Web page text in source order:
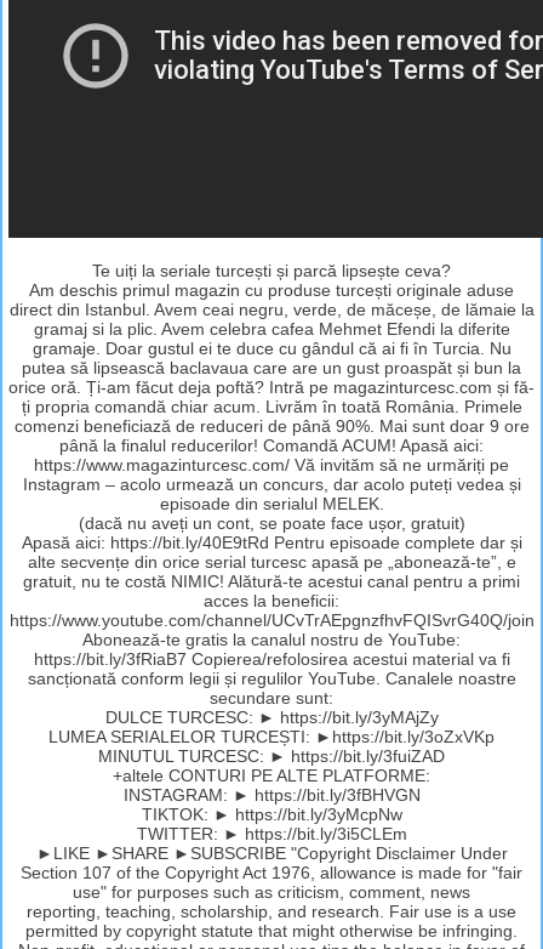
Te uiți la seriale turcești și parcă lipsește ceva?
Am deschis primul magazin cu produse turcești originale aduse
direct din Istanbul. Avem ceai negru, verde, de măceșe, de lămaie la
gramaj si la plic. Avem celebra cafea Mehmet Efendi la diferite
gramaje. Doar gustul ei te duce cu gândul că ai fi în Turcia. Nu
putea să lipsească baclavaua care are un gust proaspăt și bun la
orice oră. Ți-am făcut deja poftă? Intră pe magazinturcesc.com și fă-
ți propria comandă chiar acum. Livrăm în toată România. Primele
comenzi beneficiază de reduceri de până 90%. Mai sunt doar 9 ore
până la finalul reducerilor! Comandă ACUM! Apasă aici:
https://www.magazinturcesc.com/ Vă invităm să ne urmăriți pe
Instagram – acolo urmează un concurs, dar acolo puteți vedea și
episoade din serialul MELEK.
(dacă nu aveți un cont, se poate face ușor, gratuit)
Apasă aici: https://bit.ly/40E9tRd Pentru episoade complete dar și
alte secvențe din orice serial turcesc apasă pe „abonează-te”, e
gratuit, nu te costă NIMIC! Alătură-te acestui canal pentru a primi
acces la beneficii:
https://www.youtube.com/channel/UCvTrAEpgnzfhvFQISvrG40Q/join
Abonează-te gratis la canalul nostru de YouTube:
https://bit.ly/3fRiaB7 Copierea/refolosirea acestui material va fi
sancționată conform legii și regulilor YouTube. Canalele noastre
secundare sunt:
DULCE TURCESC: ► https://bit.ly/3yMAjZy
LUMEA SERIALELOR TURCEȘTI: ►https://bit.ly/3oZxVKp
MINUTUL TURCESC: ► https://bit.ly/3fuiZAD
+altele CONTURI PE ALTE PLATFORME:
INSTAGRAM: ► https://bit.ly/3fBHVGN
TIKTOK: ► https://bit.ly/3yMcpNw
TWITTER: ► https://bit.ly/3i5CLEm
►LIKE ►SHARE ►SUBSCRIBE "Copyright Disclaimer Under
Section 107 of the Copyright Act 1976, allowance is made for "fair
use" for purposes such as criticism, comment, news
reporting, teaching, scholarship, and research. Fair use is a use
permitted by copyright statute that might otherwise be infringing.